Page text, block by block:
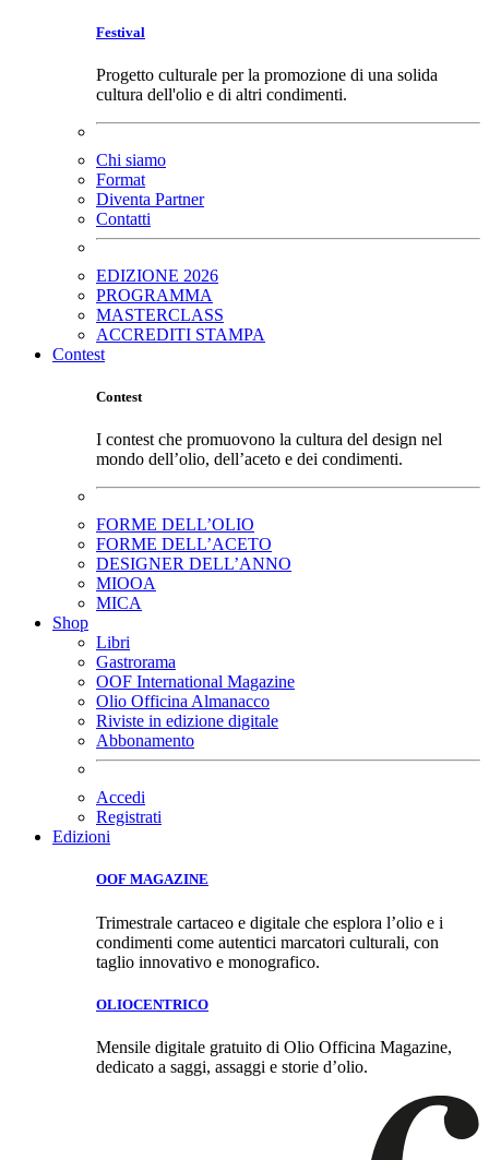
Festival
Progetto culturale per la promozione di una solida
cultura dell'olio e di altri condimenti.
Chi siamo
Format
Diventa Partner
Contatti
EDIZIONE 2026
PROGRAMMA
MASTERCLASS
ACCREDITI STAMPA
Contest
Contest
I contest che promuovono la cultura del design nel
mondo dell’olio, dell’aceto e dei condimenti.
FORME DELL’OLIO
FORME DELL’ACETO
DESIGNER DELL’ANNO
MIOOA
MICA
Shop
Libri
Gastrorama
OOF International Magazine
Olio Officina Almanacco
Riviste in edizione digitale
Abbonamento
Accedi
Registrati
Edizioni
OOF MAGAZINE
Trimestrale cartaceo e digitale che esplora l’olio e i
condimenti come autentici marcatori culturali, con
taglio innovativo e monografico.
OLIOCENTRICO
Mensile digitale gratuito di Olio Officina Magazine,
dedicato a saggi, assaggi e storie d’olio.